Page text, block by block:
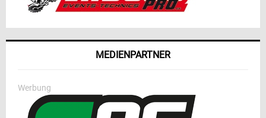
MEDIENPARTNER
Werbung